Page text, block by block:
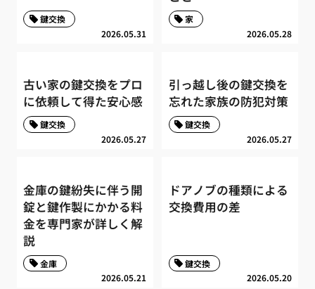
2026.05.31
鍵交換
2026.05.28
家
古い家の鍵交換をプロ
に依頼して得た安心感
2026.05.27
鍵交換
引っ越し後の鍵交換を
忘れた家族の防犯対策
2026.05.27
鍵交換
金庫の鍵紛失に伴う開
錠と鍵作製にかかる料
金を専門家が詳しく解
説
2026.05.21
金庫
ドアノブの種類による
交換費用の差
2026.05.20
鍵交換